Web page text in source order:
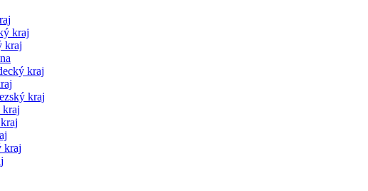
kraj
kraj
kraj
kraj
kraj
kraj